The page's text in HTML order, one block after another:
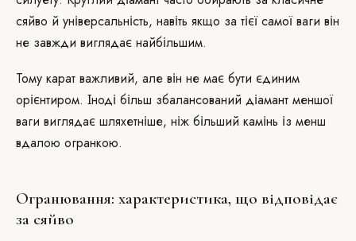
сяйво й універсальність, навіть якщо за тієї самої ваги він
не завжди виглядає найбільшим.
Тому карат важливий, але він не має бути єдиним
орієнтиром. Іноді більш збалансований діамант меншої
ваги виглядає шляхетніше, ніж більший камінь із менш
вдалою огранкою.
Огранювання: характеристика, що відповідає
за сяйво